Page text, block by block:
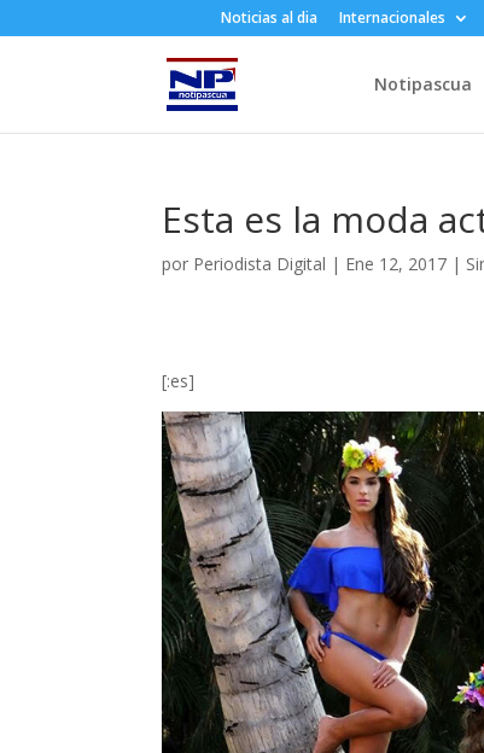
Noticias al dia Internacionales
Notipascua
Esta es la moda
por Periodista Digital | Ene 12, 2017 |
[:es]